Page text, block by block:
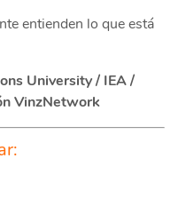
entienden lo que está
University / IEA /
VinzNetwork